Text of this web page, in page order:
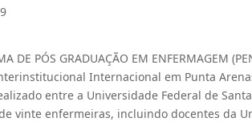
DE PÓS GRADUAÇÃO EM
Internacional em Punta
entre a Universidade Federal de
vinte enfermeiras, incluindo docentes da